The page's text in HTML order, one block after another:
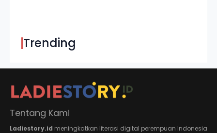
Trending
Tentang Kami
Ladiestory.id meningkatkan literasi digital perempuan Indonesia